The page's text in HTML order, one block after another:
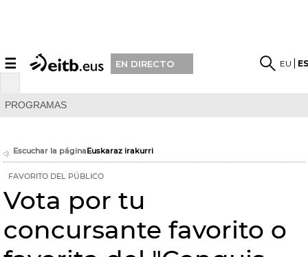
☰ EN DIRECTO EU
PROGRAMAS
Escuchar la páginaEuskaraz irakurri
FAVORITO DEL PÚBLICO
Vota por tu
concursante favorito o